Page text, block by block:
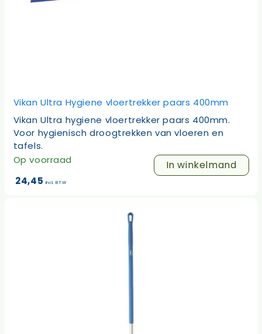
Vikan Ultra Hygiene vloertrekker paars 400mm
Vikan Ultra hygiene vloertrekker paars 400mm.
Voor hygienisch droogtrekken van vloeren en
tafels.
Op voorraad
In winkelmand
24,45 incl. BTW